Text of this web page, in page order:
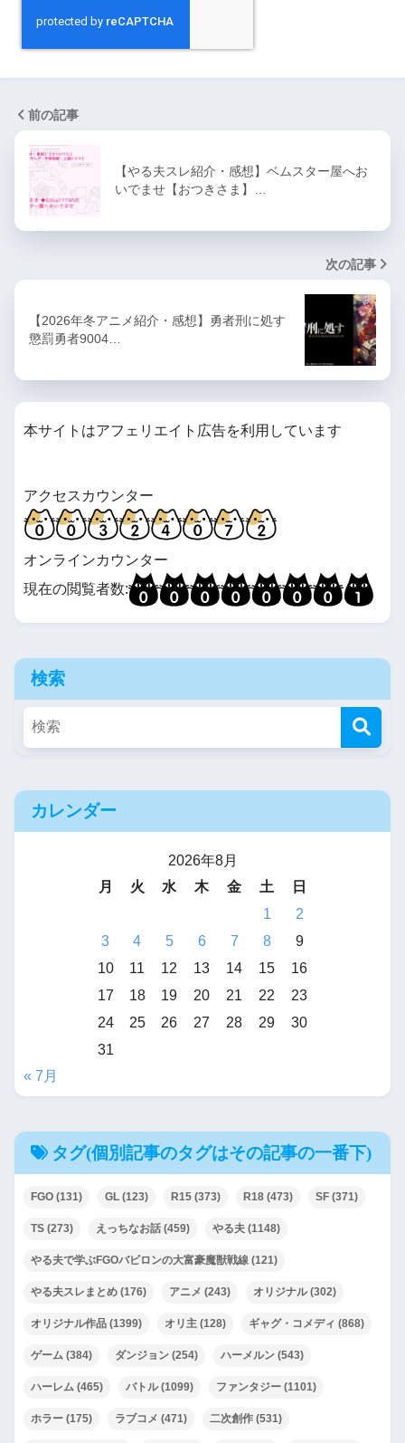
前の記事
【やる夫スレ紹介・感想】ベムスター屋へお
いでませ【おつきさま】…
次の記事
【2026年冬アニメ紹介・感想】勇者刑に処す
懲罰勇者9004…
本サイトはアフェリエイト広告を利用しています
アクセスカウンター
オンラインカウンター
現在の閲覧者数:
検索
カレンダー
2026年8月
月
火 水 木 金 土
日
1
2
3
4 5 6 7 8
9
10
11 12 13 14 15
16
17
18 19 20 21 22
23
24
25 26 27 28 29
30
31
« 7月
タグ(個別記事のタグはその記事の一番下)
FGO (131) GL (123) R15 (373) R18 (473) SF (371)
TS (273) えっちなお話 (459) やる夫 (1148)
やる夫で学ぶFGOバビロンの大富豪魔獣戦線 (121)
やる夫スレまとめ (176) アニメ (243) オリジナル(302)
オリジナル作品 (1399) オリ主 (128) ギャグ・コメディ (868)
ゲーム (384) ダンジョン (254) ハーメルン (543)
ハーレム (465) バトル(1099) ファンタジー (1101)
ホラー (175) ラブコメ (471) 二次創作 (531)